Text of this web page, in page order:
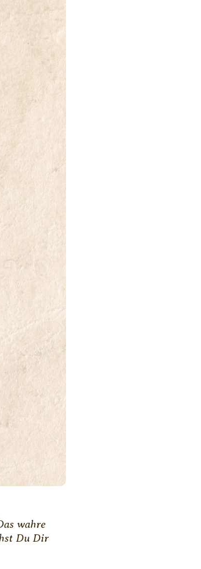
wahre
Du Dir